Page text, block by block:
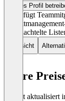
Dieses Profil
Quire fügt
verschachtelte
Übersicht
Quire
Zuletzt aktualisiert